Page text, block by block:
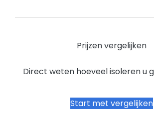
Prijzen vergelijken
Direct weten hoeveel isoleren u
Start met vergelijken